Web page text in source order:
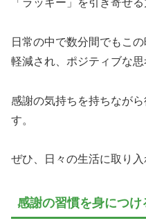
「ラッキー」を引き寄せる
日常の中で数分間でもこ
軽減され、ポジティブな思
感謝の気持ちを持ちなが
す。
ぜひ、日々の生活に取り入
感謝の習慣を身につけ